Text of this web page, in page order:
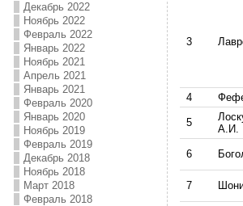
Декабрь 2022
Ноябрь 2022
Февраль 2022
Январь 2022
Ноябрь 2021
Апрель 2021
Январь 2021
Февраль 2020
Январь 2020
Ноябрь 2019
Февраль 2019
Декабрь 2018
Ноябрь 2018
Март 2018
Февраль 2018
3
4
5
А.И.
6
7